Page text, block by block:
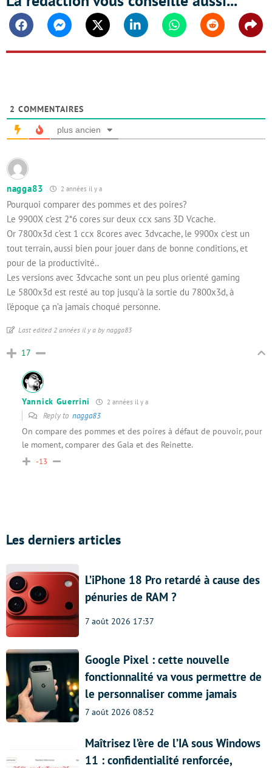
FacebookMessengerTwitter Linkedin WhatsappReddit
2 COMMENTAIRES
plus ancien
nagga83 2 années il y a
Pourquoi comparer des pommes et des poires?
Le 9900X c’est 2*6 cores sur deux ccx sans 3D Vcache.
Or 7800x3d c’est 1 ccx 8cores avec 3dvcache, le 9900x c’est un
tout terrain, aussi bien pour jouer dans de bonne conditions, et
pour de la productivité..
Les versions avec 3dvcache sont un peu plus orienté gaming
Le 5800x3d est resté au top jusqu’à la sortie du 7800x3d, à
l’époque ça n’a jamais choqué personne.
Last edited 2 années il y a by nagga83
17
Yannick Guerrini 2 années il y a
Reply to nagga83
On compare des pommes et des poires à défaut de pouvoir, pour
le moment, comparer des Gala et des Reinette.
-13
Les derniers articles
L’iPhone 18 Pro retardé à cause des
pénuries de RAM ?
7 août 2026 17:37
Google Pixel : cette nouvelle
fonctionnalité va vous permettre de
le personnaliser comme jamais
7 août 2026 08:52
Maîtrisez l’ère de l’IA sous Windows
11 : confidentialité renforcée,